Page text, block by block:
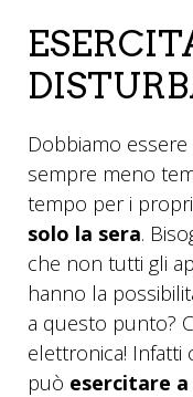
Dobbiamo
sempre meno
tempo per i
solo la sera.
che non tutti gli
hanno la
a questo punto?
elettronica! Infatti
può esercitare